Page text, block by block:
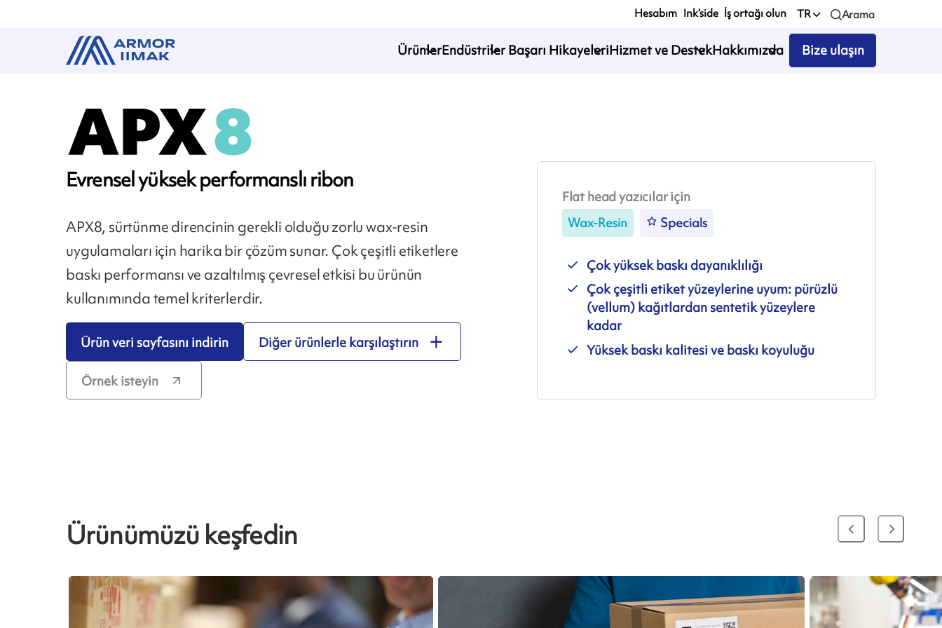
Hesabım Ink’side İş ortağı olun TR Arama
ÜrünlerEndüstrilerBaşarı HikayeleriHizmet ve DestekHakkımızda Bize ulaşın
Evrensel yüksek performanslı ribon
APX8, sürtünme direncinin gerekli olduğu zorlu wax-resin
uygulamaları için harika bir çözüm sunar. Çok çeşitli etiketlere
baskı performansı ve azaltılmış çevresel etkisi bu ürünün
kullanımında temel kriterlerdir.
Ürün veri sayfasını indirin Diğer ürünlerle karşılaştırın
Örnek isteyin
Flat head yazıcılar için
Wax-Resin Specials
Çok yüksek baskı dayanıklılığı
Çok çeşitli etiket yüzeylerine uyum: pürüzlü
(vellum) kağıtlardan sentetik yüzeylere
kadar
Yüksek baskı kalitesi ve baskı koyuluğu
Ürünümüzü keşfedin